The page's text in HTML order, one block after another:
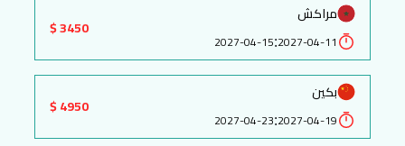
مراكش
2027-04-11
:
2027-04-15
3450 $
بكين
2027-04-19
:
2027-04-23
4950 $